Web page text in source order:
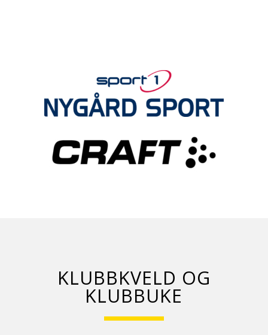
KLUBBKVELD OG
KLUBBUKE